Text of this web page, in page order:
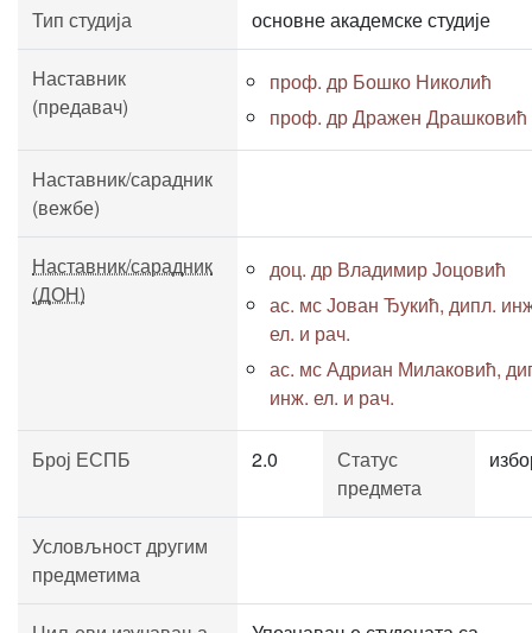
Тип студија основне академске студије
Наставник
(предавач)
проф. др Бошко Николић
проф. др Дражен Драшковић
Наставник/сарадник
(вежбе)
Наставник/сарадник
(ДОН)
доц. др Владимир Јоцовић
ас. мс Јован Ђукић, дипл.
ел. и рач.
ас. мс Адриан Милаковић,
инж. ел. и рач.
Број ЕСПБ 2.0
Статус
предмета
Условљност другим
предметима